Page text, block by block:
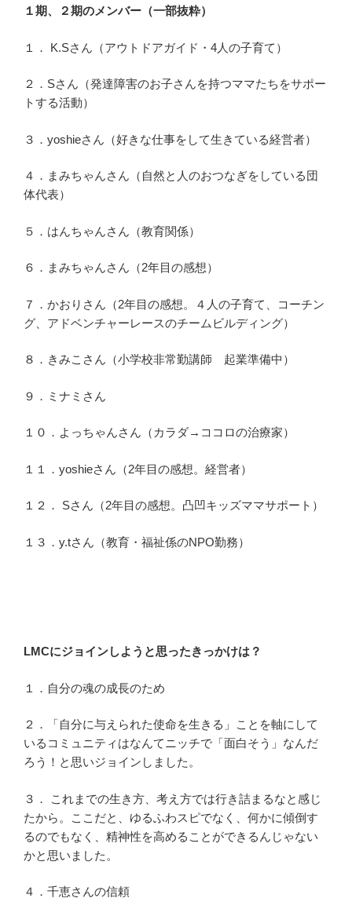
１期、２期のメンバー（一部抜粋）
１． K.Sさん（アウトドアガイド・4人の子育て）
２．Sさん（発達障害のお子さんを持つママたちをサポー
トする活動）
３．yoshieさん（好きな仕事をして生きている経営者）
４．まみちゃんさん（自然と人のおつなぎをしている団
体代表）
５．はんちゃんさん（教育関係）
６．まみちゃんさん（2年目の感想）
７．かおりさん（2年目の感想。４人の子育て、コーチン
グ、アドベンチャーレースのチームビルディング）
８．きみこさん（小学校非常勤講師 起業準備中）
９．ミナミさん
１０．よっちゃんさん（カラダ→ココロの治療家）
１１．yoshieさん（2年目の感想。経営者）
１２． Sさん（2年目の感想。凸凹キッズママサポート）
１３．y.tさん（教育・福祉係のNPO勤務）
LMCにジョインしようと思ったきっかけは？
１．自分の魂の成長のため
２．「自分に与えられた使命を生きる」ことを軸にして
いるコミュニティはなんてニッチで「面白そう」なんだ
ろう！と思いジョインしました。
３． これまでの生き方、考え方では行き詰まるなと感じ
たから。ここだと、ゆるふわスピでなく、何かに傾倒す
るのでもなく、精神性を高めることができるんじゃない
かと思いました。
４．千恵さんの信頼